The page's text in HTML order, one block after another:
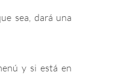
sea, dará una
y si está en